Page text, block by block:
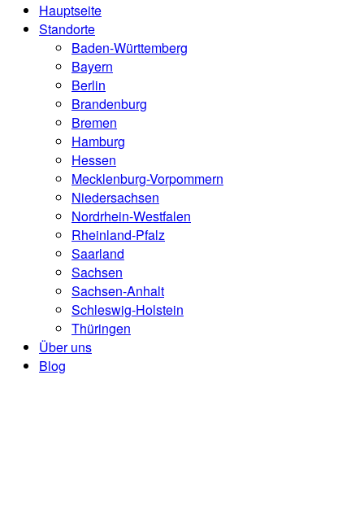
Hauptseite
Standorte
Baden-Württemberg
Bayern
Berlin
Brandenburg
Bremen
Hamburg
Hessen
Mecklenburg-Vorpommern
Niedersachsen
Nordrhein-Westfalen
Rheinland-Pfalz
Saarland
Sachsen
Sachsen-Anhalt
Schleswig-Holstein
Thüringen
Über uns
Blog